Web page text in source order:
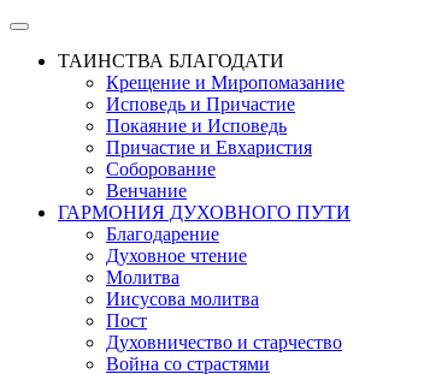
ТАИНСТВА БЛАГОДАТИ
Крещение и Миропомазание
Исповедь и Причастие
Покаяние и Исповедь
Причастие и Евхаристия
Соборование
Венчание
ГАРМОНИЯ ДУХОВНОГО ПУТИ
Благодарение
Духовное чтение
Молитва
Иисусова молитва
Пост
Духовничество и старчество
Война со страстями